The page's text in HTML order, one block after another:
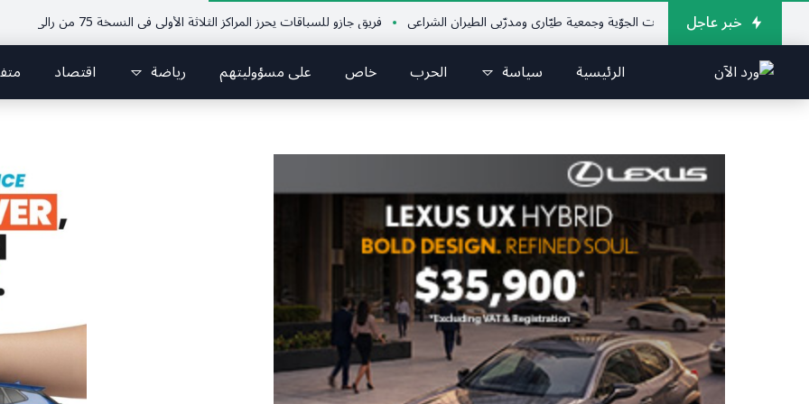
خبر عاجل
اللبناني للرياضات الجوّية وجمعية طيّاري ومدرّبي الطيران الشراعي فريق جازو للسباقات يحرز المراكز الثلاثة الأولى في النسخة 75 من رالي فنلندا
الرئيسية سياسة الحرب خاص على مسؤوليتهم رياضة اقتصاد